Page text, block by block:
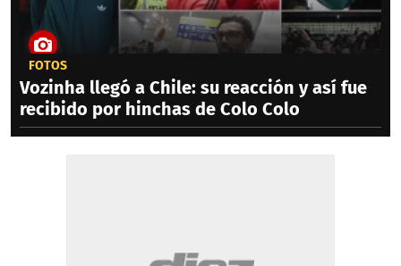
FOTOS
Vozinha llegó a Chile: su reacción y así fue
recibido por hinchas de Colo Colo